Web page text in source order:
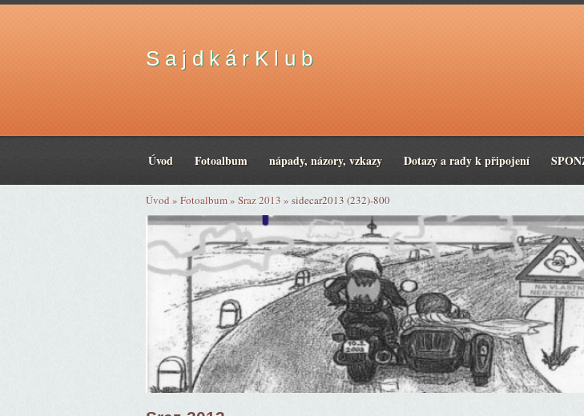
S a j d k á r K l u b
Úvod Fotoalbum nápady, názory, vzkazy Dotazy a rady k připojení
Úvod » Fotoalbum» Sraz 2013 » sidecar2013 (232)-800